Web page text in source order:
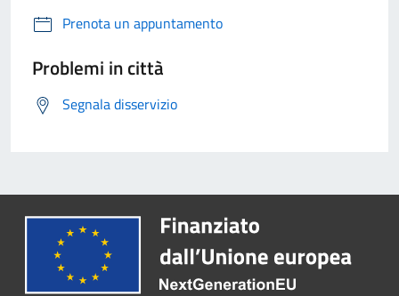
Prenota un appuntamento
Problemi in città
Segnala disservizio